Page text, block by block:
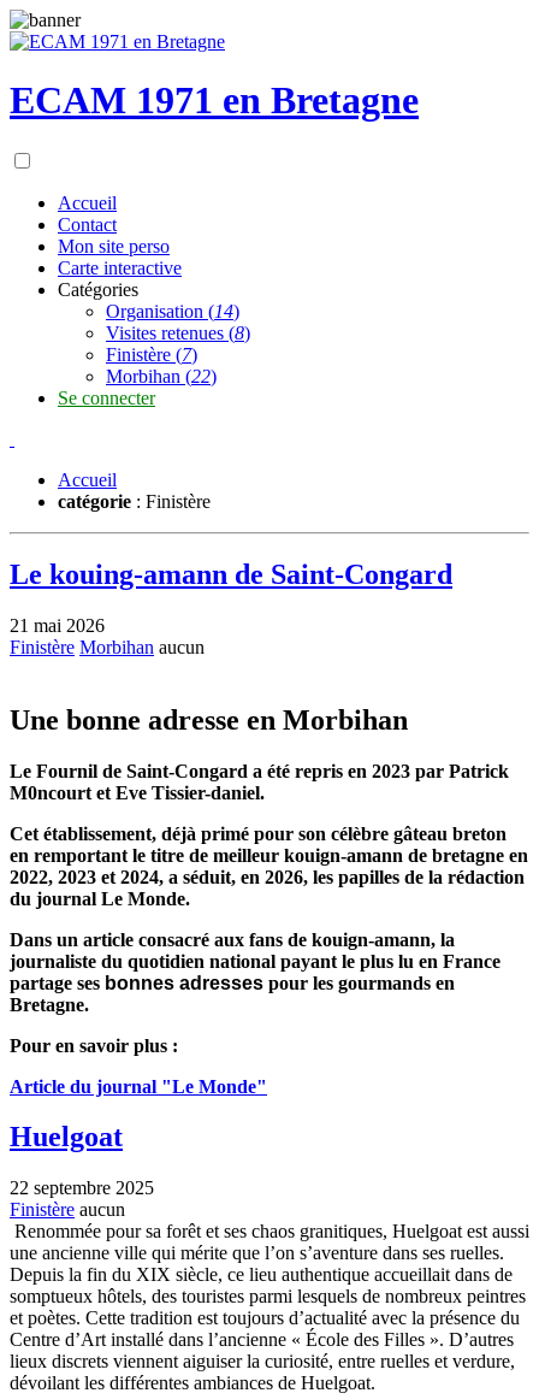
ECAM 1971 en Bretagne
Accueil
Contact
Mon site perso
Carte interactive
Catégories
Organisation (14)
Visites retenues (8)
Finistère (7)
Morbihan (22)
Se connecter
Accueil
catégorie : Finistère
Le kouing-amann de Saint-Congard
21 mai 2026
Finistère Morbihan aucun
Une bonne adresse en Morbihan
Le Fournil de Saint-Congard a été repris en 2023 par Patrick
M0ncourt et Eve Tissier-daniel.
Cet établissement, déjà primé pour son célèbre gâteau breton
en remportant le titre de meilleur kouign-amann de bretagne en
2022, 2023 et 2024, a séduit, en 2026, les papilles de la rédaction
du journal Le Monde.
Dans un article consacré aux fans de kouign-amann, la
journaliste du quotidien national payant le plus lu en France
partage ses bonnes adresses pour les gourmands en
Bretagne.
Pour en savoir plus :
Article du journal "Le Monde"
Huelgoat
22 septembre 2025
Finistère aucun
Renommée pour sa forêt et ses chaos granitiques, Huelgoat est aussi
une ancienne ville qui mérite que l’on s’aventure dans ses ruelles.
Depuis la fin du XIX siècle, ce lieu authentique accueillait dans de
somptueux hôtels, des touristes parmi lesquels de nombreux peintres
et poètes. Cette tradition est toujours d’actualité avec la présence du
Centre d’Art installé dans l’ancienne « École des Filles ». D’autres
lieux discrets viennent aiguiser la curiosité, entre ruelles et verdure,
dévoilant les différentes ambiances de Huelgoat.